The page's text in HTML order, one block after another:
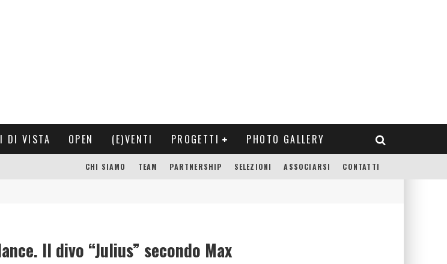
DI VISTA OPEN (E)VENTI PROGETTI PHOTO GALLERY
CHI SIAMO TEAM PARTNERSHIP SELEZIONI ASSOCIARSI CONTATTI
Il divo “Julius” secondo Max